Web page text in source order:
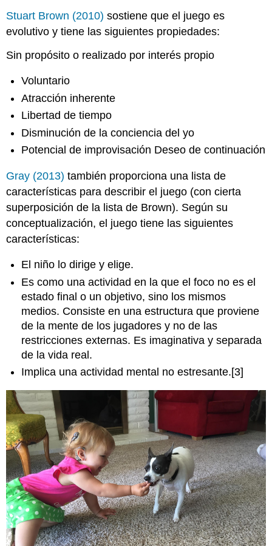
Stuart Brown (2010)sostiene que el juego es
evolutivo y tiene las siguientes propiedades:
Sin propósito o realizado por interés propio
Voluntario
Atracción inherente
Libertad de tiempo
Disminución de la conciencia del yo
Potencial de improvisación Deseo de continuación
Gray (2013)también proporciona una lista de
características para describir el juego (con cierta
superposición de la lista de Brown). Según su
conceptualización, el juego tiene las siguientes
características:
El niño lo dirige y elige.
Es como una actividad en la que el foco no es el
estado final o un objetivo, sino los mismos
medios. Consiste en una estructura que proviene
de la mente de los jugadores y no de las
restricciones externas. Es imaginativa y separada
de la vida real.
Implica una actividad mental no estresante.[3]